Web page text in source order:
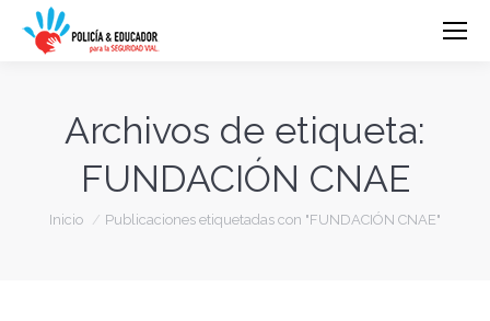
Archivos de etiqueta:
FUNDACIÓN CNAE
Estás aquí:
Inicio Publicaciones etiquetadas con "FUNDACIÓN CNAE"